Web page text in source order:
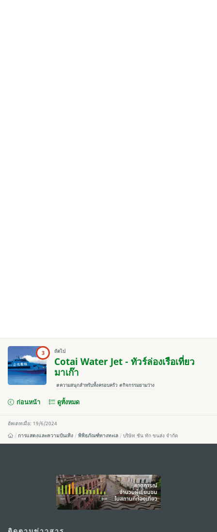
3 ถัดไป
Cotai Water Jet - ทัวร์ล่องเรือเที่ยว
มาเก๊า
#ความสนุกสำหรับทั้งครอบครัว #กิจกรรมยามว่าง
ก่อนหน้า ดูทั้งหมด
อัพเดทเมื่อ: 19/6/2024
การแสดงและความบันเทิง
พิพิธภัณฑ์ทางทะเล บริษัท ชัน ทัก ขนส่ง จำกัด
external links